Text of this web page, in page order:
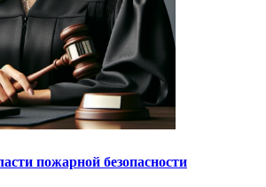
пожарной безопасности